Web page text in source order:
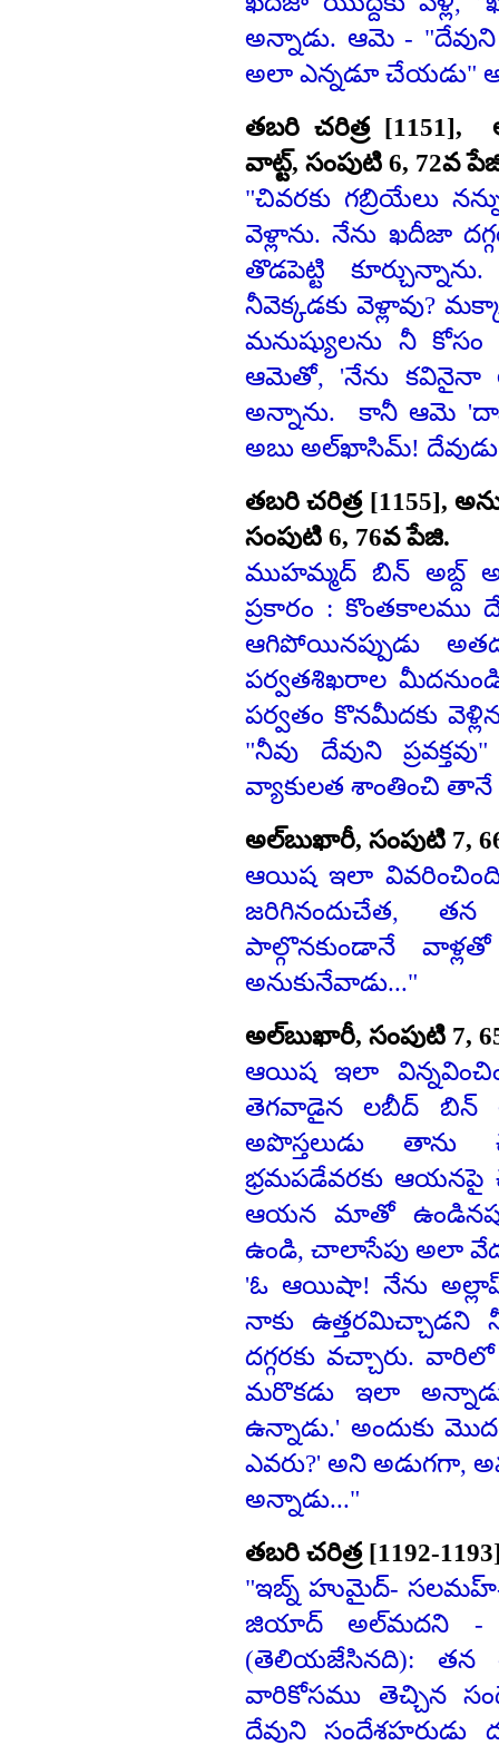
అన్నాడు. ఆమె - "దేవుని
అలా ఎన్నడూ చేయడు"
తబరి చరిత్ర [1151],
వాట్ట్‌, సంపుటి 6, 72వ
"చివరకు గబ్రియేలు
వెళ్లాను. నేను ఖదీజా
తొడపెట్టి
నీవెక్కడకు వెళ్లావు?
మనుష్యులను నీ కోసం
ఆమెతో, 'నేను కవినైనా
అన్నాను. కానీ ఆమె
అబు అల్‌ఖాసిమ్‌!
తబరి చరిత్ర [1155],
సంపుటి 6, 76వ పేజి.
ముహమ్మద్‌ బిన్‌ అబ్ద్‌
ప్రకారం : కొంతకాలము
ఆగిపోయినప్పుడు
పర్వతశిఖరాల
పర్వతం కొనమీదకు
"నీవు దేవుని
వ్యాకులత శాంతించి
అల్‌బుఖారీ, సంపుటి 7,
ఆయిష ఇలా
జరిగినందుచేత,
పాల్గొనకుండానే
అనుకునేవాడు..."
అల్‌బుఖారీ, సంపుటి 7,
ఆయిష ఇలా
తెగవాడైన లబీద్‌ బిన్‌
అపొస్తలుడు తాను
భ్రమపడేవరకు ఆయనపై
ఆయన మాతో
ఉండి, చాలాసేపు అలా
'ఓ ఆయిషా! నేను
నాకు ఉత్తరమిచ్చాడని
దగ్గరకు వచ్చారు.
మరొకడు ఇలా
ఉన్నాడు.' అందుకు
ఎవరు?' అని
అన్నాడు..."
తబరి చరిత్ర [1192-
"ఇబ్న్‌ హుమైద్-
జియాద్‌ అల్‌మదని -
(తెలియజేసినది): తన
వారికోసము తెచ్చిన
దేవుని సందేశహరుడు